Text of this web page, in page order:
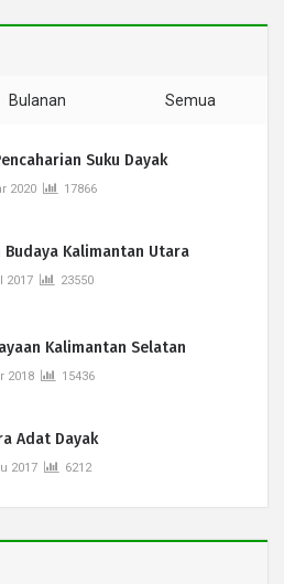
Bulanan Semua
Suku Dayak
2020 17866
Budaya Kalimantan Utara
2017 23550
Kalimantan Selatan
2018 15436
Adat Dayak
2017 6212